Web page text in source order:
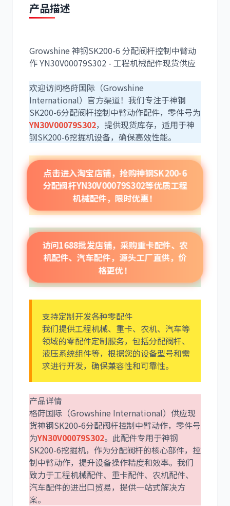
道依茨
斗山
奔驰 加藤
卡尔玛 杰西博
大宇 丰田
约翰迪尔 徐工
利勃海尔 凯斯
产品描述
Growshine 神钢SK200-6 分配阀杆控制中臂动
作 YN30V00079S302 - 工程机械配件现货供应
欢迎访问格莳国际（Growshine
International）官方渠道！我们专注于神钢
SK200-6分配阀杆控制中臂动作配件，零件号为
YN30V00079S302，提供现货库存，适用于神
钢SK200-6挖掘机设备，确保高效性能。
点击进入淘宝店铺，抢购神钢SK200-6
分配阀杆YN30V00079S302等优质工程
机械配件，限时优惠！
访问1688批发店铺，采购重卡配件、农
机配件、汽车配件，源头工厂直供，价
格更优！
支持定制开发各种零配件
我们提供工程机械、重卡、农机、汽车等
领域的零配件定制服务，包括分配阀杆、
液压系统组件等，根据您的设备型号和需
求进行开发，确保兼容性和可靠性。
产品详情
格莳国际（Growshine International）供应现
货神钢SK200-6分配阀杆控制中臂动作，零件号
为YN30V00079S302。此配件专用于神钢
SK200-6挖掘机，作为分配阀杆的核心部件，控
制中臂动作，提升设备操作精度和效率。我们
致力于工程机械配件、重卡配件、农机配件、
汽车配件的进出口贸易，提供一站式解决方
案。